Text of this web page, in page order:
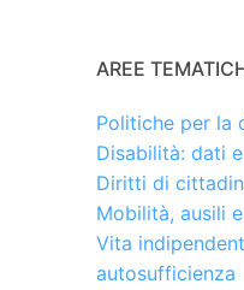
AREE
Politiche per la
Disabilità: dati
Diritti di
Mobilità, ausili
Vita
autosufficienza